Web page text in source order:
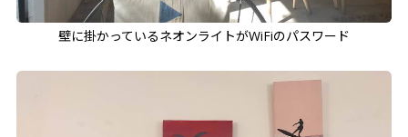
壁に掛かっているネオンライトがWiFiのパスワード